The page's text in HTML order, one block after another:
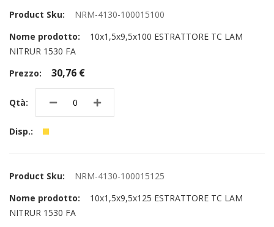
NRM-4130-100015100
10x1,5x9,5x100 ESTRATTORE TC LAM
NITRUR 1530 FA
30,76 €
NRM-4130-100015125
10x1,5x9,5x125 ESTRATTORE TC LAM
NITRUR 1530 FA